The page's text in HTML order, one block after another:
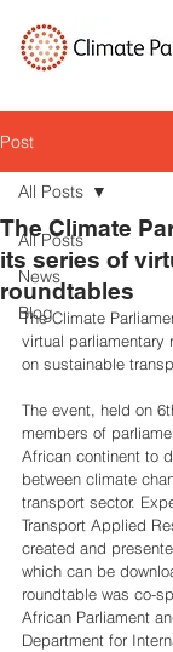
Post
All Posts
News
Blog
All Posts
The Climate
its series of
roundtables
The Climate
virtual parliamentary
on sustainable
The event, held on
members of
African continent to
between climate
transport sector.
Transport Applied
created and
which can be
roundtable was co-
African Parliament
Department for